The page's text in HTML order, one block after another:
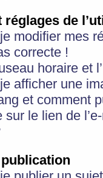
réglages de
modifier mes
correcte !
horaire et
afficher une
et comment
le lien de